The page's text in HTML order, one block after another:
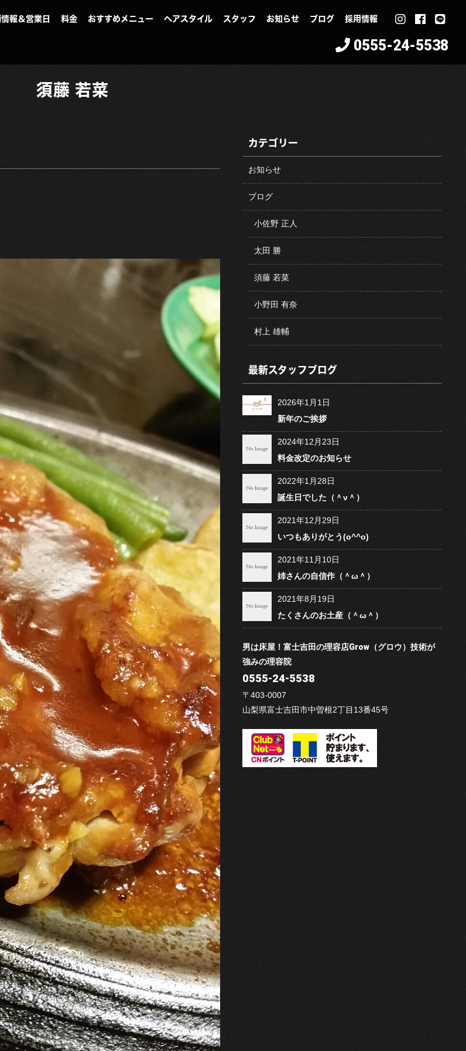
報＆営業日 料金 おすすめメニュー ヘアスタイル スタッフ お知らせ ブログ 採用情報
0555-24-5538
須藤 若菜
カテゴリー
お知らせ
ブログ
小佐野 正人
太田 勝
須藤 若菜
小野田 有奈
村上 雄輔
最新スタッフブログ
2026年1月1日
新年のご挨拶
2024年12月23日
料金改定のお知らせ
2022年1月28日
誕生日でした（＾ν＾）
2021年12月29日
いつもありがとう(o^^o)
2021年11月10日
姉さんの自信作（＾ω＾）
2021年8月19日
たくさんのお土産（＾ω＾）
男は床屋！富士吉田の理容店Grow（グロウ）技術が
強みの理容院
0555-24-5538
〒403-0007
山梨県富士吉田市中曽根2丁目13番45号